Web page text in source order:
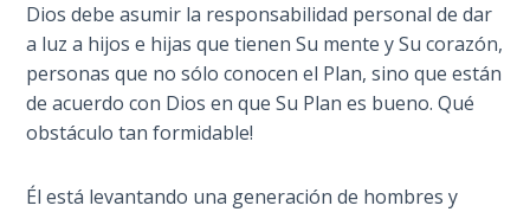
of the
Flame
Deuteronomy:
The Second
1
Dios debe asumir la responsabilidad personal de dar
a luz a hijos e hijas que tienen Su mente y Su corazón,
personas que no sólo conocen el Plan, sino que están
de acuerdo con Dios en que Su Plan es bueno. Qué
obstáculo tan formidable!
Él está levantando una generación de hombres y